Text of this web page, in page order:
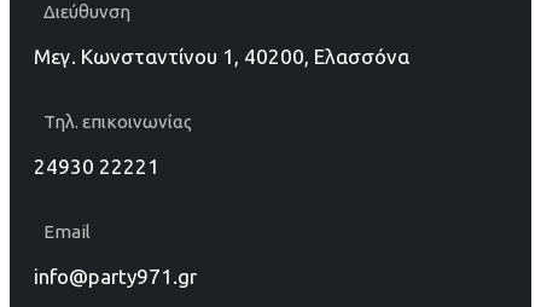
Διεύθυνση
Μεγ. Κωνσταντίνου 1, 40200, Ελασσόνα
Τηλ. επικοινωνίας
24930 22221
Email
info@party971.gr